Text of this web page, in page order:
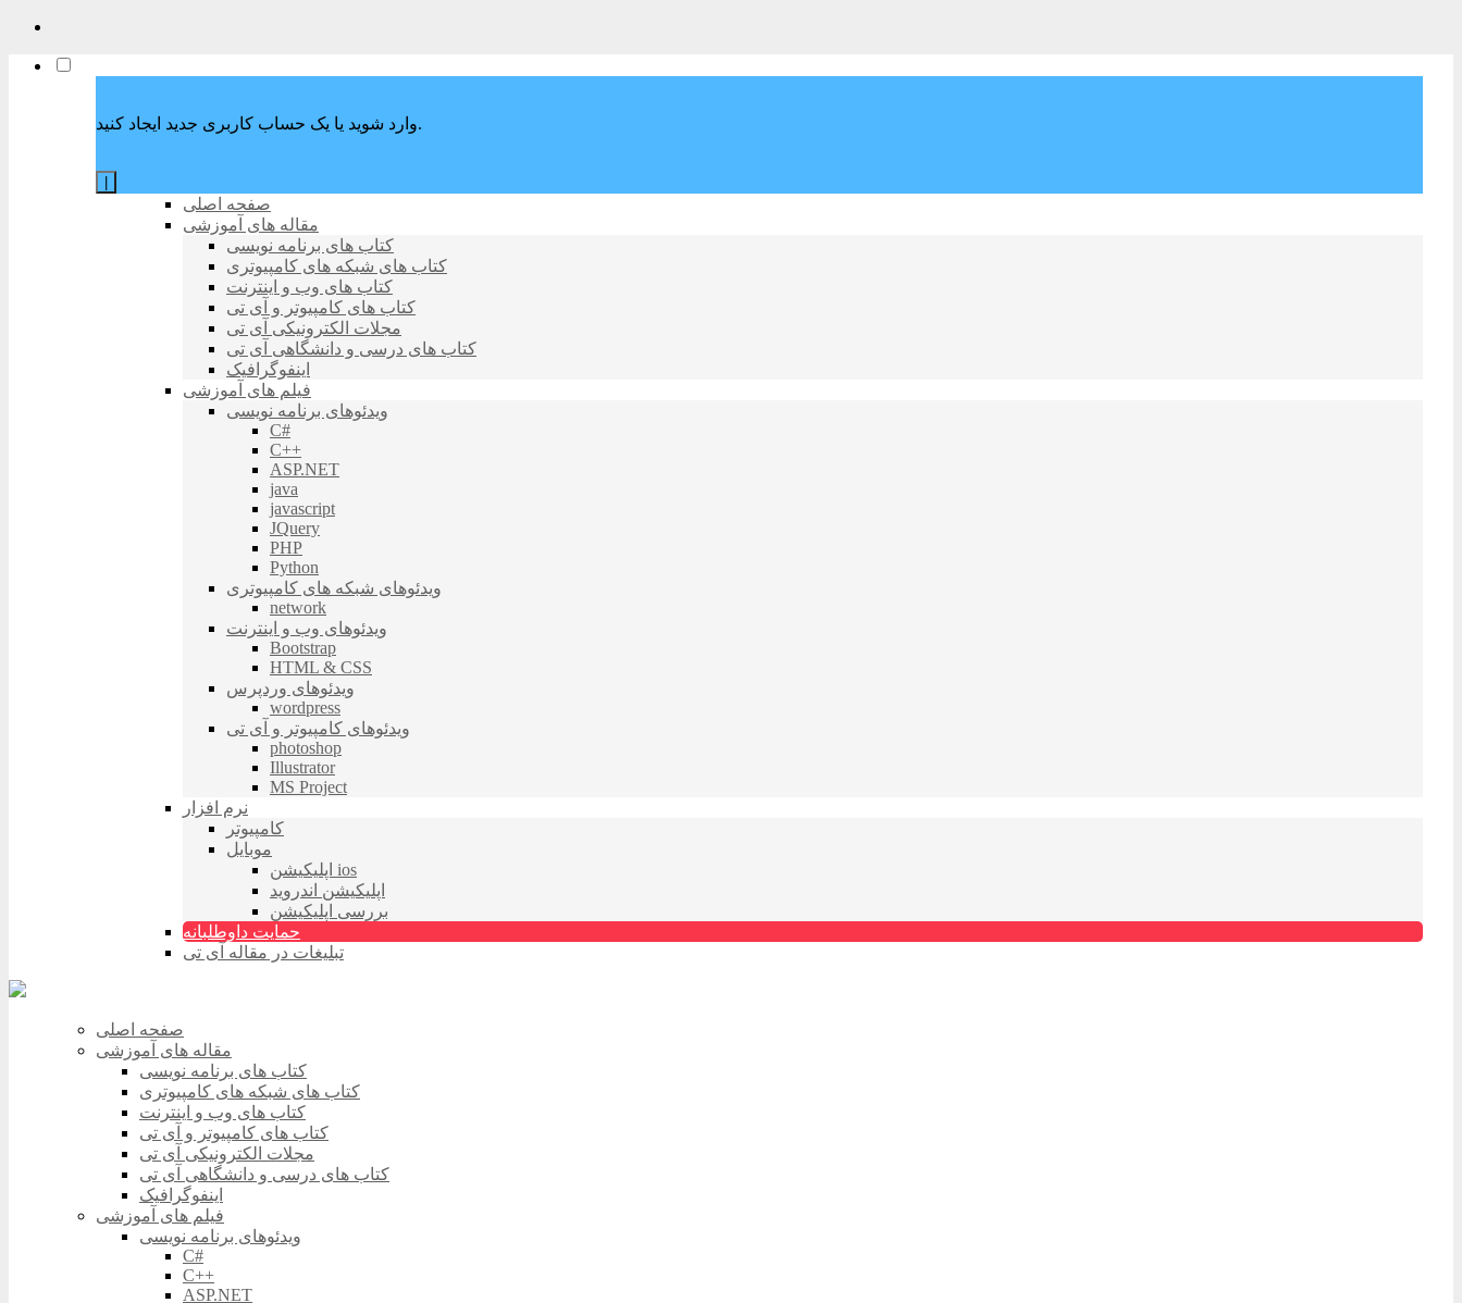
وارد شوید یا یک حساب کاربری جدید ایجاد کنید.
صفحه اصلی
مقاله های آموزشی
کتاب های برنامه نویسی
کتاب های شبکه های کامپیوتری
کتاب های وب و اینترنت
کتاب های کامپیوتر و آی تی
مجلات الکترونیکی آی تی
کتاب های درسی و دانشگاهی آی تی
اینفوگرافیک
فیلم های آموزشی
ویدئوهای برنامه نویسی
C#
C++
ASP.NET
java
javascript
JQuery
PHP
Python
ویدئوهای شبکه های کامپیوتری
network
ویدئوهای وب و اینترنت
Bootstrap
HTML & CSS
ویدئوهای وردپرس
wordpress
ویدئوهای کامپیوتر و آی تی
photoshop
Illustrator
MS Project
نرم افزار
کامپیوتر
موبایل
اپلیکیشن ios
اپلیکیشن اندروید
بررسی اپلیکیشن
حمایت داوطلبانه
تبلیغات در مقاله آی تی
صفحه اصلی
مقاله های آموزشی
کتاب های برنامه نویسی
کتاب های شبکه های کامپیوتری
کتاب های وب و اینترنت
کتاب های کامپیوتر و آی تی
مجلات الکترونیکی آی تی
کتاب های درسی و دانشگاهی آی تی
اینفوگرافیک
فیلم های آموزشی
ویدئوهای برنامه نویسی
C#
C++
ASP.NET